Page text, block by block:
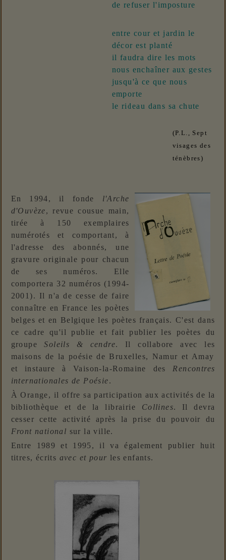
de refuser l'imposture
entre cour et jardin le
décor est planté
il faudra dire les mots
nous enchaîner aux gestes
jusqu'à ce que nous
emporte
le rideau dans sa chute
(P.L., Sept
visages des
ténèbres)
En 1994, il fonde l'Arche
d'Ouvèze, revue cousue main,
tirée à 150 exemplaires
numérotés et comportant, à
l'adresse des abonnés, une
gravure originale pour chacun
de ses numéros. Elle
comportera 32 numéros (1994-
2001). Il n'a de cesse de faire
connaître en France les poètes
belges et en Belgique les poètes français. C'est dans
ce cadre qu'il publie et fait publier les poètes du
groupeSoleils & cendre. Il collabore avec les
maisons de la poésie de Bruxelles, Namur et Amay
et instaure à Vaison-la-Romaine des Rencontres
internationales de Poésie.
À Orange, il offre sa participation aux activités de la
bibliothèque et de la librairie Collines. Il devra
cesser cette activité après la prise du pouvoir du
Front national sur la ville.
Entre 1989 et 1995, il va également publier huit
titres, écrits avec et pour les enfants.